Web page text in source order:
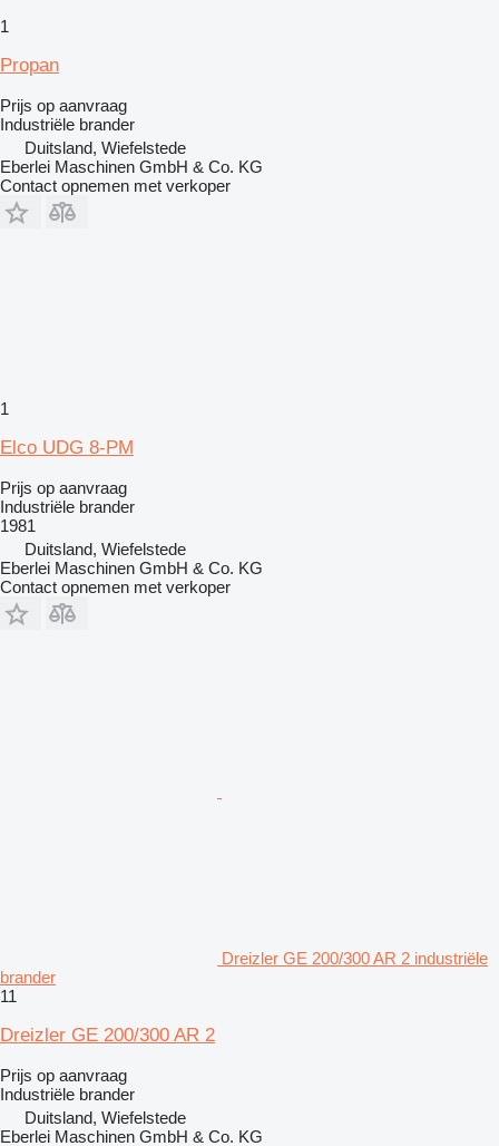
1
Propan
Prijs op aanvraag
Industriële brander
Duitsland, Wiefelstede
Eberlei Maschinen GmbH & Co. KG
Contact opnemen met verkoper
1
Elco UDG 8-PM
Prijs op aanvraag
Industriële brander
1981
Duitsland, Wiefelstede
Eberlei Maschinen GmbH & Co. KG
Contact opnemen met verkoper
Dreizler GE 200/300 AR 2 industriële
brander
11
Dreizler GE 200/300 AR 2
Prijs op aanvraag
Industriële brander
Duitsland, Wiefelstede
Eberlei Maschinen GmbH & Co. KG